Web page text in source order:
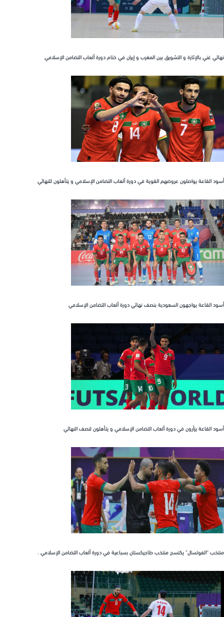
غني بالإثارة و التشويق بين المغرب و إيران في ختام دورة ألعاب التضامن الإسلامي
يواصلون عروضهم القوية في دورة ألعاب التضامن الإسلامي و يتأهلون للنهائي
يواجهون السعودية بنصف نهائي دورة ألعاب التضامن الإسلامي
يزأرون في دورة ألعاب التضامن الإسلامي و يتأهلون لنصف النهائي
“الفوتسال” يكتسح منتخب طاجيكستان بسباعية في دورة ألعاب التضامن الإسلامي .